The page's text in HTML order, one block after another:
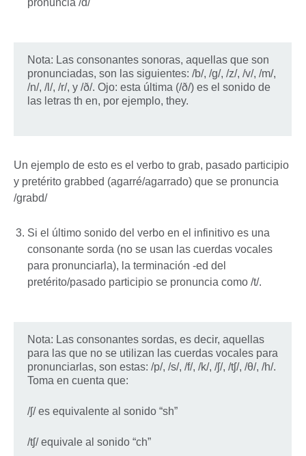
Nota: Las consonantes sonoras, aquellas que son
pronunciadas, son las siguientes: /b/, /g/, /z/, /v/, /m/,
/n/, /l/, /r/, y /ð/. Ojo: esta última (/ð/) es el sonido de
las letras th en, por ejemplo, they.
Un ejemplo de esto es el verbo to grab, pasado participio
y pretérito grabbed (agarré/agarrado) que se pronuncia
/grabd/
Si el último sonido del verbo en el infinitivo es una
consonante sorda (no se usan las cuerdas vocales
para pronunciarla), la terminación -ed del
pretérito/pasado participio se pronuncia como /t/.
Nota: Las consonantes sordas, es decir, aquellas
para las que no se utilizan las cuerdas vocales para
pronunciarlas, son estas: /p/, /s/, /f/, /k/, /ʃ/, /tʃ/, /θ/, /h/.
Toma en cuenta que:
/ʃ/ es equivalente al sonido “sh”
/tʃ/ equivale al sonido “ch”